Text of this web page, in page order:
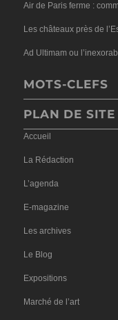
Air de Paris ferme :
Les châteaux près de
Ad Ultimam ou
MOTS-CLEFS
PLAN DE SITE
Accueil
La Rédaction
L’agenda
E-magazine
Les archives
Le Blog
Expositions
Marché de l’art